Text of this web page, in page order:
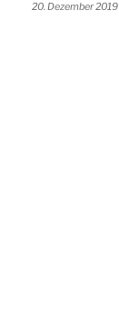
20. Dezember 2019